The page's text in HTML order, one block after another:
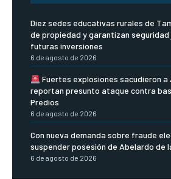
Diez sedes educativas rurales de
de propiedad y garantizan seguridad
futuras inversiones
6 de agosto de 2026
Fuertes explosiones sacudieron a
reportan presunto ataque contra
Predios
6 de agosto de 2026
Con nueva demanda sobre fraude
suspender posesión de Abelardo de
6 de agosto de 2026